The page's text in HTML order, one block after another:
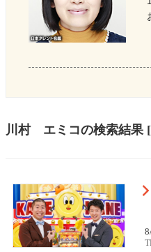
川村 エミコの検索結果